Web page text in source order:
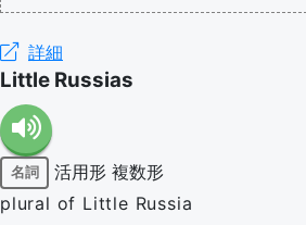
詳細
Little Russias
名詞 活用形 複数形
plural of Little Russia